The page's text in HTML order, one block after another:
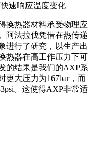
速响应温度变化
换热器材料承受物理应
阿法拉伐凭借在热传递
进行了研究，以生产出
热器在高工作压力下可
的结果是我们的AXP系
更大压力为167bar，而
。这使得AXP非常适